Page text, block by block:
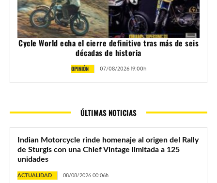
Cycle World echa el cierre definitivo tras más de seis
décadas de historia
OPINIÓN 07/08/2026 19:00h
ÚLTIMAS NOTICIAS
Indian Motorcycle rinde homenaje al origen del Rally
de Sturgis con una Chief Vintage limitada a 125
unidades
ACTUALIDAD 08/08/2026 00:06h